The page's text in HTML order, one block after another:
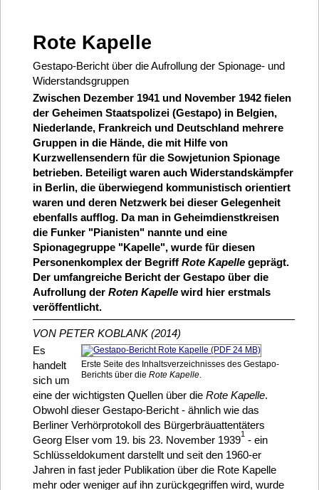
Rote Kapelle
Gestapo-Bericht über die Aufrollung der Spionage- und
Widerstandsgruppen
Zwischen Dezember 1941 und November 1942 fielen
der Geheimen Staatspolizei (Gestapo) in Belgien,
Niederlande, Frankreich und Deutschland mehrere
Gruppen in die Hände, die mit Hilfe von
Kurzwellensendern für die Sowjetunion Spionage
betrieben. Beteiligt waren auch Widerstandskämpfer
in Berlin, die überwiegend kommunistisch orientiert
waren und deren Netzwerk bei dieser Gelegenheit
ebenfalls aufflog. Da man in Geheimdienstkreisen
die Funker "Pianisten" nannte und eine
Spionagegruppe "Kapelle", wurde für diesen
Personenkomplex der Begriff Rote Kapellegeprägt.
Der umfangreiche Bericht der Gestapo über die
Aufrollung der Roten Kapellewird hier erstmals
veröffentlicht.
VON PETER KOBLANK (2014)
Erste Seite des Inhaltsverzeichnisses des Gestapo-
Berichts über dieRote Kapelle.
Es
handelt
sich um
eine der wichtigsten Quellen über die Rote Kapelle.
Obwohl dieser Gestapo-Bericht - ähnlich wie das
Berliner Verhörprotokoll des Bürgerbräuattentäters
Georg Elser vom 19. bis 23. November 19391- ein
Schlüsseldokument darstellt und seit den 1960-er
Jahren in fast jeder Publikation über die Rote Kapelle
mehr oder weniger auf ihn zurückgegriffen wird, wurde